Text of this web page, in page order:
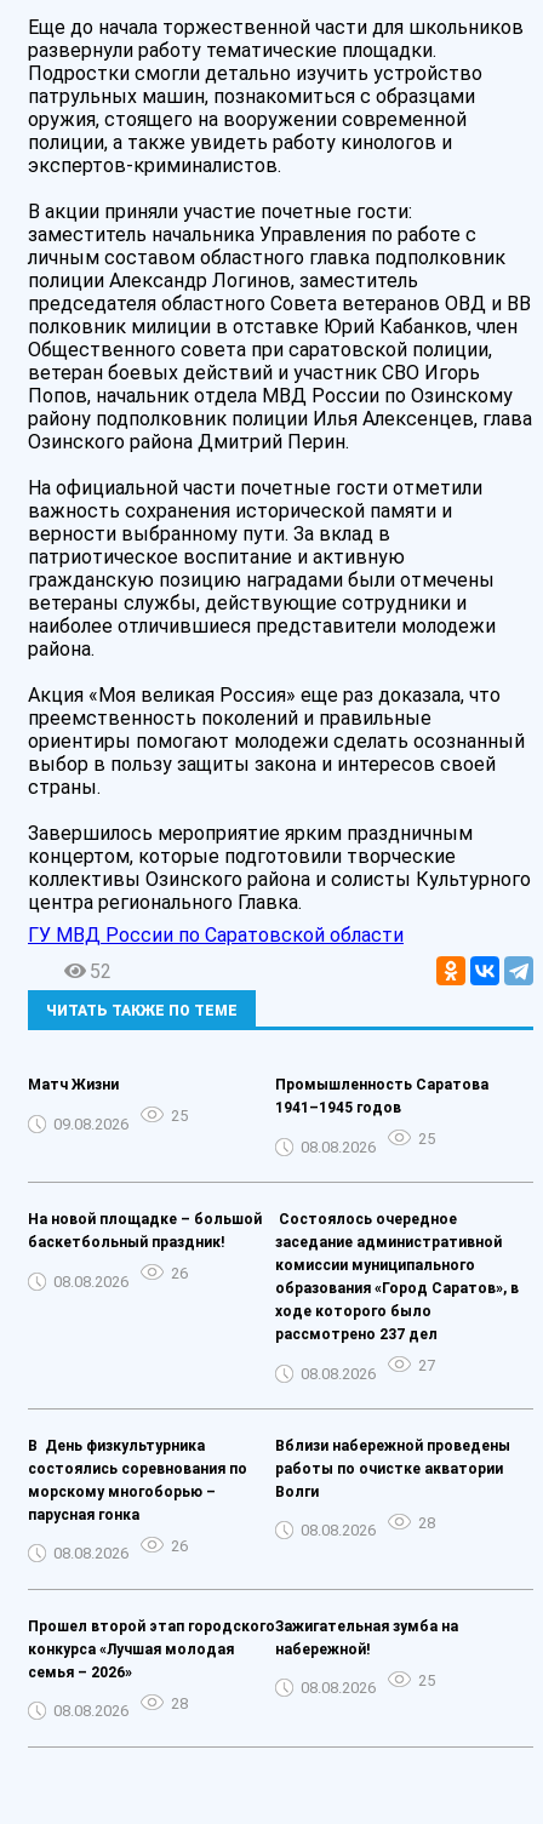
Еще до начала торжественной части для школьников
развернули работу тематические площадки.
Подростки смогли детально изучить устройство
патрульных машин, познакомиться с образцами
оружия, стоящего на вооружении современной
полиции, а также увидеть работу кинологов и
экспертов-криминалистов.
В акции приняли участие почетные гости:
заместитель начальника Управления по работе с
личным составом областного главка подполковник
полиции Александр Логинов, заместитель
председателя областного Совета ветеранов ОВД и ВВ
полковник милиции в отставке Юрий Кабанков, член
Общественного совета при саратовской полиции,
ветеран боевых действий и участник СВО Игорь
Попов, начальник отдела МВД России по Озинскому
району подполковник полиции Илья Алексенцев, глава
Озинского района Дмитрий Перин.
На официальной части почетные гости отметили
важность сохранения исторической памяти и
верности выбранному пути. За вклад в
патриотическое воспитание и активную
гражданскую позицию наградами были отмечены
ветераны службы, действующие сотрудники и
наиболее отличившиеся представители молодежи
района.
Акция «Моя великая Россия» еще раз доказала, что
преемственность поколений и правильные
ориентиры помогают молодежи сделать осознанный
выбор в пользу защиты закона и интересов своей
страны.
Завершилось мероприятие ярким праздничным
концертом, которые подготовили творческие
коллективы Озинского района и солисты Культурного
центра регионального Главка.
ГУ МВД России по Саратовской области
52
ЧИТАТЬ ТАКЖЕ ПО ТЕМЕ
Матч Жизни️
09.08.2026 25
Промышленность Саратова
1941–1945 годов
08.08.2026 25
На новой площадке – большой
баскетбольный праздник!
08.08.2026 26
️ Состоялось очередное
заседание административной
комиссии муниципального
образования «Город Саратов», в
ходе которого было
рассмотрено 237 дел
08.08.2026 27
️В День физкультурника
состоялись соревнования по
морскому многоборью –
парусная гонка
08.08.2026 26
Вблизи набережной проведены
работы по очистке акватории
Волги
08.08.2026 28
Прошел второй этап городского
конкурса «Лучшая молодая
семья – 2026»
08.08.2026 28
Зажигательная зумба на
набережной!
08.08.2026 25